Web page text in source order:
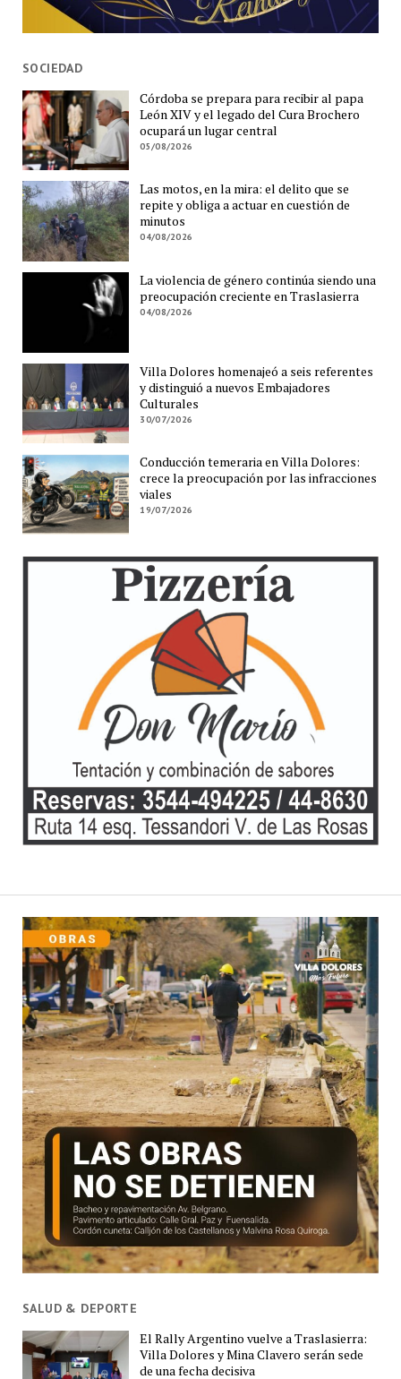
SOCIEDAD
Córdoba se prepara para recibir al papa
León XIV y el legado del Cura Brochero
ocupará un lugar central
05/08/2026
Las motos, en la mira: el delito que se
repite y obliga a actuar en cuestión de
minutos
04/08/2026
La violencia de género continúa siendo una
preocupación creciente en Traslasierra
04/08/2026
Villa Dolores homenajeó a seis referentes
y distinguió a nuevos Embajadores
Culturales
30/07/2026
Conducción temeraria en Villa Dolores:
crece la preocupación por las infracciones
viales
19/07/2026
SALUD & DEPORTE
El Rally Argentino vuelve a Traslasierra:
Villa Dolores y Mina Clavero serán sede
de una fecha decisiva